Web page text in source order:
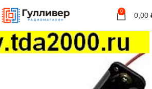
0 0,00